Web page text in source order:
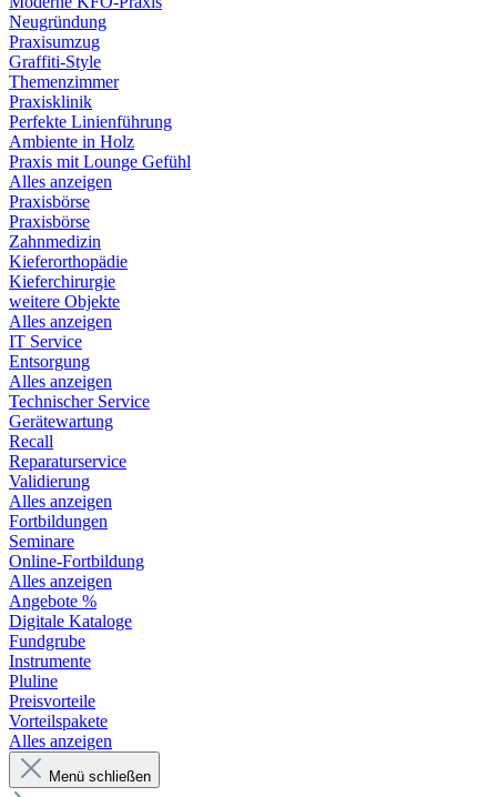
Neugründung
Praxisumzug
Graffiti-Style
Themenzimmer
Praxisklinik
Perfekte Linienführung
Ambiente in Holz
Praxis mit Lounge Gefühl
Alles anzeigen
Praxisbörse
Praxisbörse
Zahnmedizin
Kieferorthopädie
Kieferchirurgie
weitere Objekte
Alles anzeigen
IT Service
Entsorgung
Alles anzeigen
Technischer Service
Gerätewartung
Recall
Reparaturservice
Validierung
Alles anzeigen
Fortbildungen
Seminare
Online-Fortbildung
Alles anzeigen
Angebote %
Digitale Kataloge
Fundgrube
Instrumente
Pluline
Preisvorteile
Vorteilspakete
Alles anzeigen
Menü schließen